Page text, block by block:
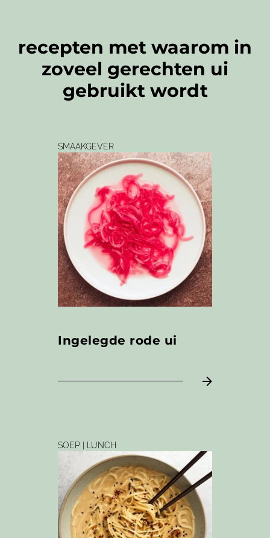
recepten met waarom in
zoveel gerechten ui
gebruikt wordt
SMAAKGEVER
Ingelegde rode ui
SOEP | LUNCH